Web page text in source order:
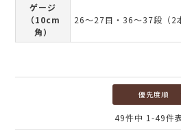
ゲージ
（10cm
角）
26～27目・36～37段（2
優先度順
49件中 1 -49件